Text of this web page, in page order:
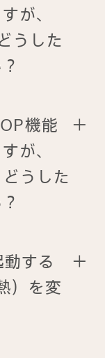
が、
うした
機能
が、
うした
＋
する
）を変
＋